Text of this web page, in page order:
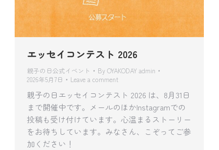
エッセイコンテスト 2026
親子の日公式イベント By OYAKODAY admin
2026年5月7日
Leave a comment
親子の日エッセイコンテスト 2026 は、8月31日
まで開催中です。メールのほかInstagramでの
投稿も受け付けています。心温まるストーリー
をお待ちしています。みなさん、こぞってご参
加ください！